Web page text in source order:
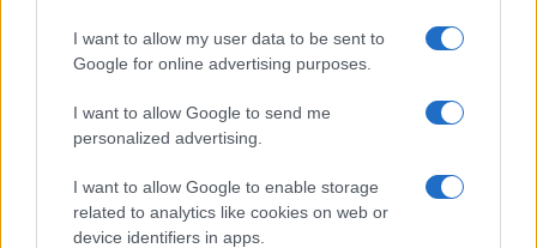
I want to allow my user data to be sent to
Google for online advertising purposes.
I want to allow Google to send me
personalized advertising.
I want to allow Google to enable storage
related to analytics like cookies on web or
device identifiers in apps.